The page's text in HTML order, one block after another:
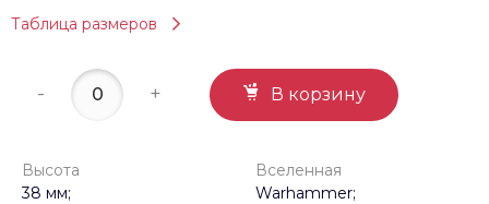
Таблица размеров
- + В корзину
Высота
38 мм;
Вселенная
Warhammer;